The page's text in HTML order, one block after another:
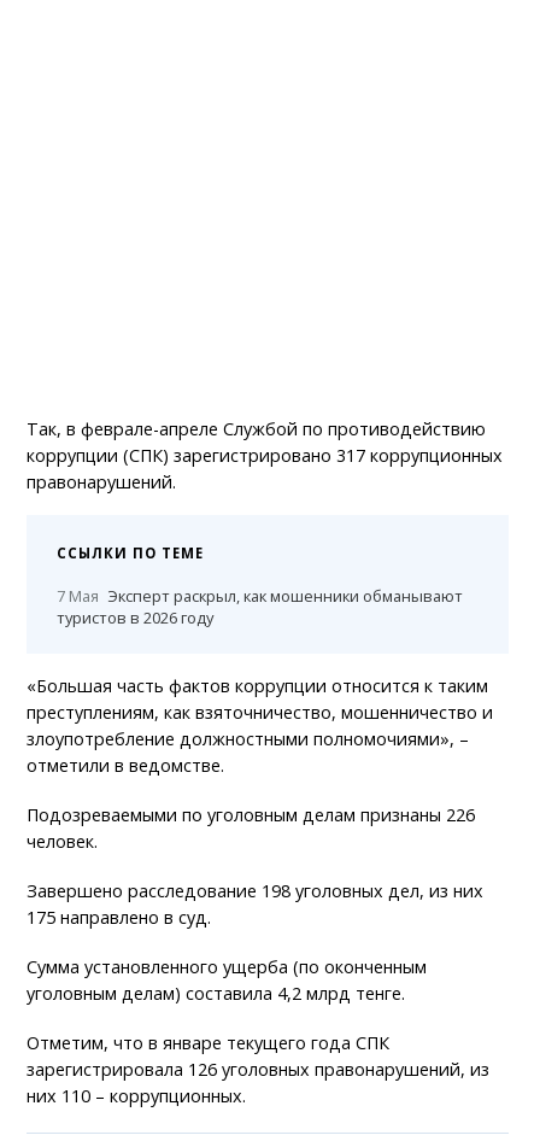
Так, в феврале-апреле Службой по противодействию
коррупции (СПК) зарегистрировано 317 коррупционных
правонарушений.
ССЫЛКИ ПО ТЕМЕ
7 Мая Эксперт раскрыл, как мошенники обманывают
туристов в 2026 году
«Большая часть фактов коррупции относится к таким
преступлениям, как взяточничество, мошенничество и
злоупотребление должностными полномочиями», –
отметили в ведомстве.
Подозреваемыми по уголовным делам признаны 226
человек.
Завершено расследование 198 уголовных дел, из них
175 направлено в суд.
Сумма установленного ущерба (по оконченным
уголовным делам) составила 4,2 млрд тенге.
Отметим, что в январе текущего года СПК
зарегистрировала 126 уголовных правонарушений, из
них 110 – коррупционных.